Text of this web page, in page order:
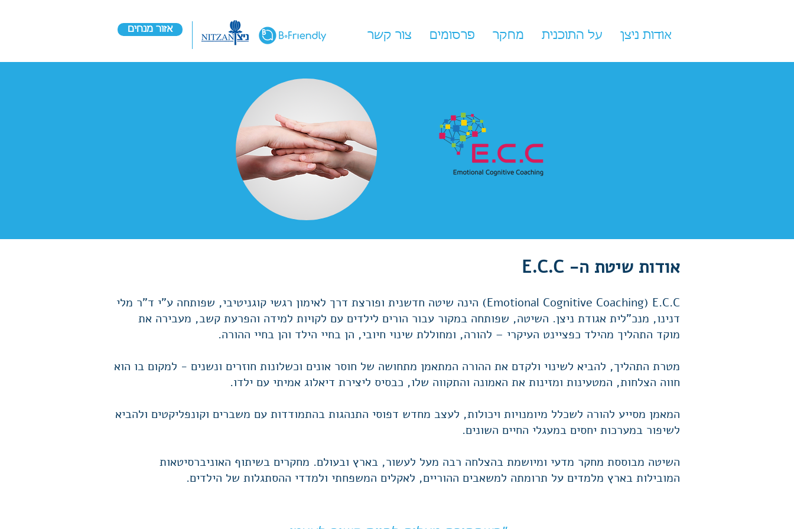
אזור מנחים אודות ניצן על התוכנית מחקר פרסומים צור קשר
אודות שיטת ה- E.C.C
Emotional Cognitive Coaching) E.C.C) הינה שיטה חדשנית ופורצת דרך לאימון רגשי קוגניטיבי, שפותחה ע"י ד"ר מלי
דנינו, מנכ"לית אגודת ניצן. השיטה, שפותחה במקור עבור הורים לילדים עם לקויות למידה והפרעת קשב, מעבירה את
מוקד התהליך מהילד כפציינט העיקרי – להורה, ומחוללת שינוי חיובי, הן בחיי הילד והן בחיי ההורה.
מטרת התהליך, להביא לשינוי ולקדם את ההורה המתאמן מתחושה של חוסר אונים וכשלונות חוזרים ונשנים - למקום בו הוא
חווה הצלחות, המטעינות ומזינות את האמונה והתקווה שלו, כבסיס ליצירת דיאלוג אמיתי עם ילדו.
המאמן מסייע להורה לשכלל מיומנויות ויכולות, לעצב מחדש דפוסי התנהגות בהתמודדות עם משברים וקונפליקטים ולהביא
לשיפור במערכות יחסים במעגלי החיים השונים.
השיטה מבוססת מחקר מדעי ומיושמת בהצלחה רבה מעל לעשור, בארץ ובעולם. מחקרים בשיתוף האוניברסיטאות
המובילות בארץ מלמדים על תרומתה למשאבים ההוריים, לאקלים המשפחתי ולמדדי ההסתגלות של הילדים.